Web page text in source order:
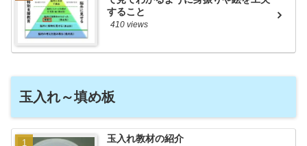
すること
410 views
玉入れ～填め板
玉入れ教材の紹介